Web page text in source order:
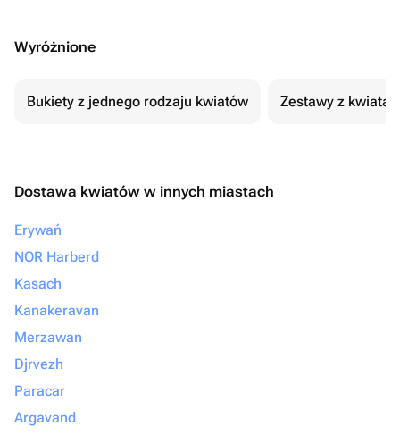
Wyróżnione
Bukiety z jednego rodzaju kwiatów Zestawy z
Dostawa kwiatów w innych miastach
Erywań
NOR Harberd
Kasach
Kanakeravan
Merzawan
Djrvezh
Paracar
Argavand